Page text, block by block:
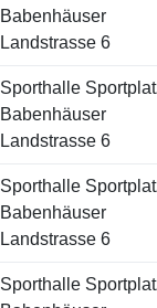
Babenhäuser
Landstrasse 6
Sporthalle
Babenhäuser
Landstrasse 6
Sporthalle
Babenhäuser
Landstrasse 6
Sporthalle